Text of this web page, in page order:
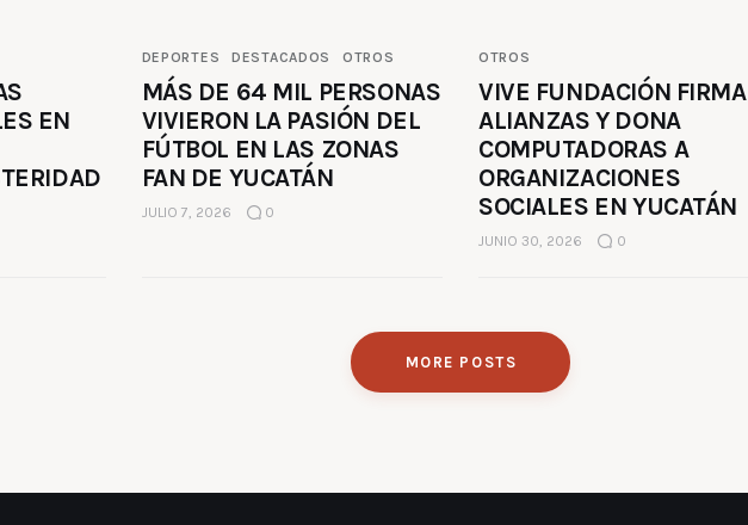
EN
DEPORTES DESTACADOS OTROS
MÁS DE 64 MIL PERSONAS
VIVIERON LA PASIÓN DEL
FÚTBOL EN LAS ZONAS
FAN DE YUCATÁN
JULIO 7, 2026 0
OTROS
VIVE FUNDACIÓN FIRMA
ALIANZAS Y DONA
COMPUTADORAS A
ORGANIZACIONES
SOCIALES EN YUCATÁN
JUNIO 30, 2026 0
MORE POSTS